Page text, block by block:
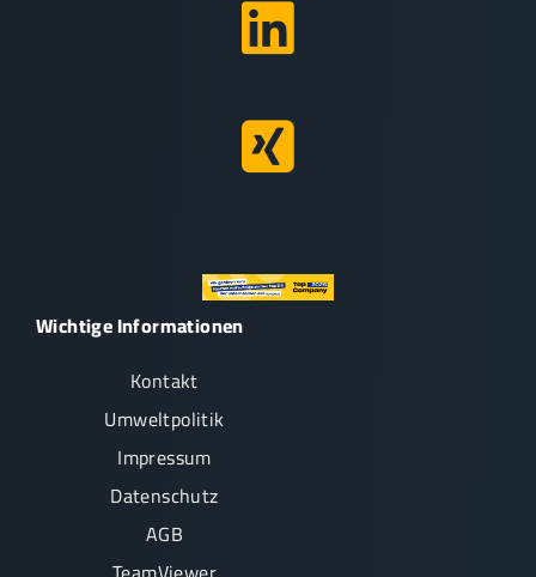
Wichtige Informationen
Kontakt
Umweltpolitik
Impressum
Datenschutz
AGB